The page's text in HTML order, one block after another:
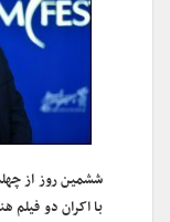
با اکران دو